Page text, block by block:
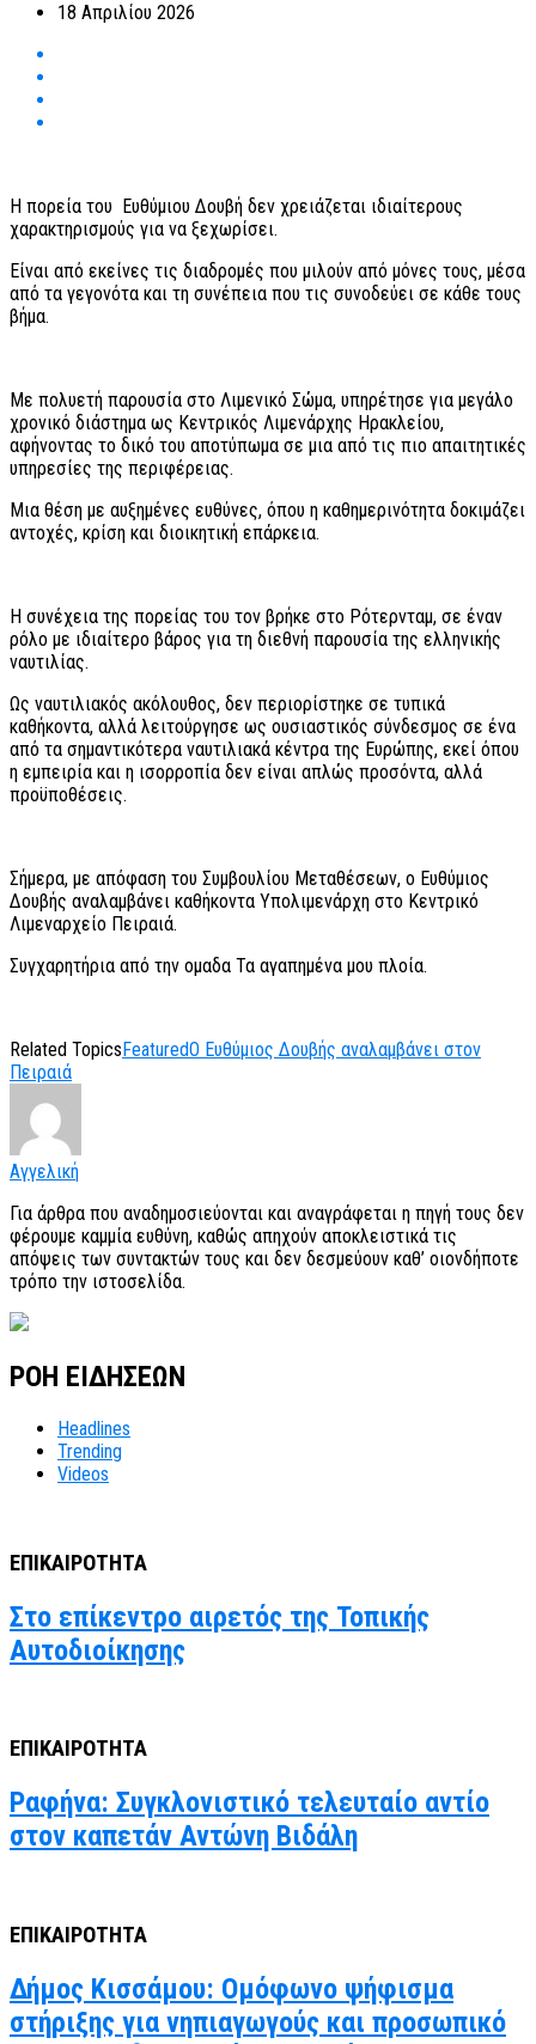
18 Απριλίου 2026
Η πορεία του Ευθύμιου Δουβή δεν χρειάζεται ιδιαίτερους
χαρακτηρισμούς για να ξεχωρίσει.
Είναι από εκείνες τις διαδρομές που μιλούν από μόνες τους, μέσα
από τα γεγονότα και τη συνέπεια που τις συνοδεύει σε κάθε τους
βήμα.
Με πολυετή παρουσία στο Λιμενικό Σώμα, υπηρέτησε για μεγάλο
χρονικό διάστημα ως Κεντρικός Λιμενάρχης Ηρακλείου,
αφήνοντας το δικό του αποτύπωμα σε μια από τις πιο απαιτητικές
υπηρεσίες της περιφέρειας.
Μια θέση με αυξημένες ευθύνες, όπου η καθημερινότητα δοκιμάζει
αντοχές, κρίση και διοικητική επάρκεια.
Η συνέχεια της πορείας του τον βρήκε στο Ρότερνταμ, σε έναν
ρόλο με ιδιαίτερο βάρος για τη διεθνή παρουσία της ελληνικής
ναυτιλίας.
Ως ναυτιλιακός ακόλουθος, δεν περιορίστηκε σε τυπικά
καθήκοντα, αλλά λειτούργησε ως ουσιαστικός σύνδεσμος σε ένα
από τα σημαντικότερα ναυτιλιακά κέντρα της Ευρώπης, εκεί όπου
η εμπειρία και η ισορροπία δεν είναι απλώς προσόντα, αλλά
προϋποθέσεις.
Σήμερα, με απόφαση του Συμβουλίου Μεταθέσεων, ο Ευθύμιος
Δουβής αναλαμβάνει καθήκοντα Υπολιμενάρχη στο Κεντρικό
Λιμεναρχείο Πειραιά.
Συγχαρητήρια από την ομαδα Τα αγαπημένα μου πλοία.
Related Topics FeaturedΟ Ευθύμιος Δουβής αναλαμβάνει στον
Πειραιά
Αγγελική
Για άρθρα που αναδημοσιεύονται και αναγράφεται η πηγή τους δεν
φέρουμε καμμία ευθύνη, καθώς απηχούν αποκλειστικά τις
απόψεις των συντακτών τους και δεν δεσμεύουν καθ’ οιονδήποτε
τρόπο την ιστοσελίδα.
ΡΟΗ ΕΙΔΗΣΕΩΝ
Headlines
Trending
Videos
ΕΠΙΚΑΙΡΟΤΗΤΑ
Στο επίκεντρο αιρετός της Τοπικής
Αυτοδιοίκησης
ΕΠΙΚΑΙΡΟΤΗΤΑ
Ραφήνα: Συγκλονιστικό τελευταίο αντίο
στον καπετάν Αντώνη Βιδάλη
ΕΠΙΚΑΙΡΟΤΗΤΑ
Δήμος Κισσάμου: Ομόφωνο ψήφισμα
στήριξης για νηπιαγωγούς και προσωπικό